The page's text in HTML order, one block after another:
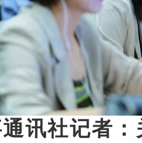
通讯社记者